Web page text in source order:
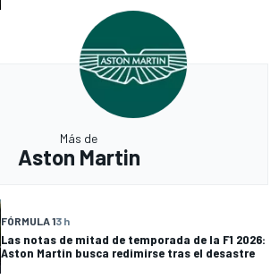
Más de
Aston Martin
FÓRMULA 13 h
Las notas de mitad de temporada de la F1 2026:
Aston Martin busca redimirse tras el desastre